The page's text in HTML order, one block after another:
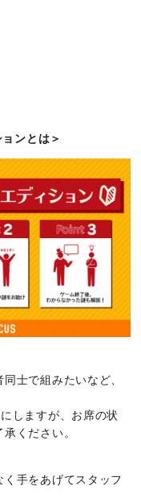
ンとは＞
士で組みたいなど、
しますが、お席の状
ください。
手をあげてスタッフ